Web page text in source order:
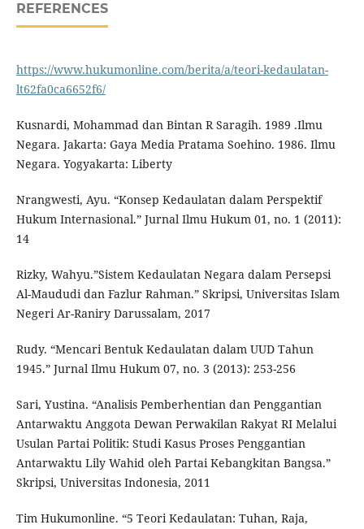
REFERENCES
https://www.hukumonline.com/berita/a/teori-kedaulatan-
lt62fa0ca6652f6/
Kusnardi, Mohammad dan Bintan R Saragih. 1989 .Ilmu
Negara. Jakarta: Gaya Media Pratama Soehino. 1986. Ilmu
Negara. Yogyakarta: Liberty
Nrangwesti, Ayu. “Konsep Kedaulatan dalam Perspektif
Hukum Internasional.” Jurnal Ilmu Hukum 01, no. 1 (2011):
14
Rizky, Wahyu.”Sistem Kedaulatan Negara dalam Persepsi
Al-Maududi dan Fazlur Rahman.” Skripsi, Universitas Islam
Negeri Ar-Raniry Darussalam, 2017
Rudy. “Mencari Bentuk Kedaulatan dalam UUD Tahun
1945.” Jurnal Ilmu Hukum 07, no. 3 (2013): 253-256
Sari, Yustina. “Analisis Pemberhentian dan Penggantian
Antarwaktu Anggota Dewan Perwakilan Rakyat RI Melalui
Usulan Partai Politik: Studi Kasus Proses Penggantian
Antarwaktu Lily Wahid oleh Partai Kebangkitan Bangsa.”
Skripsi, Universitas Indonesia, 2011
Tim Hukumonline. “5 Teori Kedaulatan: Tuhan, Raja,